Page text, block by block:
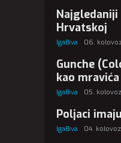
Hrvatskoj
IgaBiva 06.
Gunche
kao mravića
IgaBiva 05.
Poljaci
IgaBiva 04.